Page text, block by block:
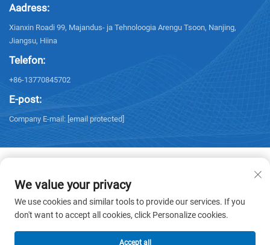
Aadress:
Xianxin Roadi 99, Majandus- ja Tehnoloogia Arengu Tsoon, Nanjing,
Jiangsu, Hiina
Telefon:
+86-13770845702
E-post:
Company E-mail: [email protected]
Autoriõigus © 2026 NANJING ELECTRIC. Kõik õigused kaitstud. -
Privaatsuspoliitika
We value your privacy
We use cookies and similar tools to provide our services. If you
don't want to accept all cookies, click Personalize cookies.
Accept all